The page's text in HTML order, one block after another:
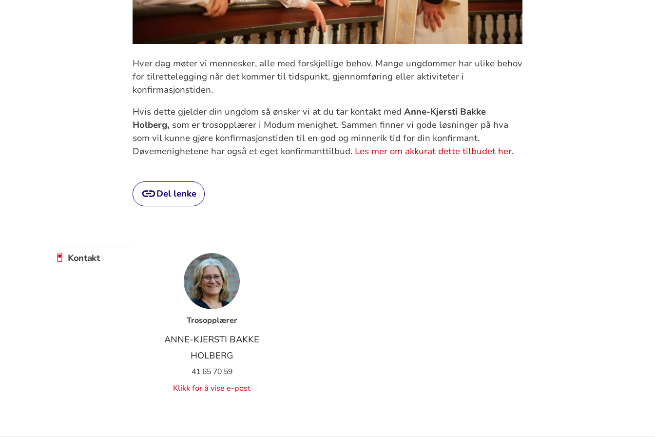
Hver dag møter vi mennesker, alle med forskjellige behov. Mange ungdommer har ulike behov
for tilrettelegging når det kommer til tidspunkt, gjennomføring eller aktiviteter i
konfirmasjonstiden.
Hvis dette gjelder din ungdom så ønsker vi at du tar kontakt med Anne-Kjersti Bakke
Holberg, som er trosopplærer i Modum menighet. Sammen finner vi gode løsninger på hva
som vil kunne gjøre konfirmasjonstiden til en god og minnerik tid for din konfirmant.
Døvemenighetene har også et eget konfirmanttilbud. Les mer om akkurat dette tilbudet her.
Del lenke
Kontakt
Trosopplærer
ANNE-KJERSTI BAKKE
HOLBERG
41 65 70 59
Klikk for å vise e-post